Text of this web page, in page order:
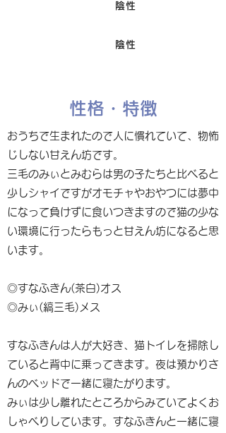
陰性
陰性
性格・特徴
おうちで生まれたので人に慣れていて、物怖
じしない甘えん坊です。
三毛のみぃとみむらは男の子たちと比べると
少しシャイですがオモチャやおやつには夢中
になって負けずに食いつきますので猫の少な
い環境に行ったらもっと甘えん坊になると思
います。
◎すなふきん(茶白)オス
◎みぃ(縞三毛)メス
すなふきんは人が大好き、猫トイレを掃除し
ていると背中に乗ってきます。夜は預かりさ
んのベッドで一緒に寝たがります。
みぃは少し離れたところからみていてよくお
しゃべりしています。すなふきんと一緒に寝